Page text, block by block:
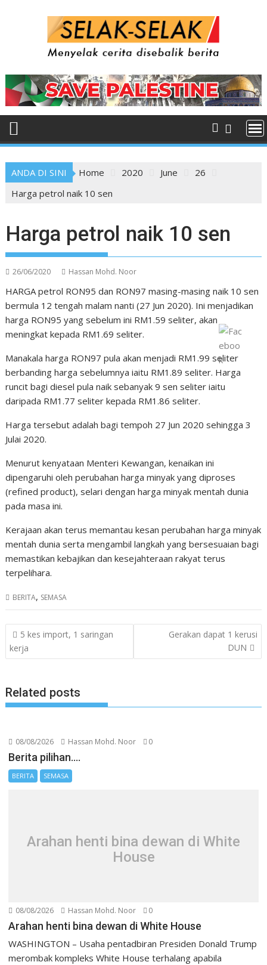
ANDA DI SINI Home 2020 June
26
Harga petrol naik 10 sen
Harga petrol naik 10 sen
26/06/2020 Hassan Mohd. Noor
HARGA petrol RON95 dan RON97 masing-masing naik 10 sen
bermula 12 tengah malam nanti (27 Jun 2020). Ini menjadikan
harga RON95 yang sebelum ini RM1.59 seliter, akan
meningkat kepada RM1.69 seliter.
Manakala harga RON97 pula akan menjadi RM1.99 seliter
berbanding harga sebelumnya iaitu RM1.89 seliter. Harga
runcit bagi diesel pula naik sebanyak 9 sen seliter iaitu
daripada RM1.77 seliter kepada RM1.86 seliter.
Harga tersebut adalah bagi tempoh 27 Jun 2020 sehingga 3
Julai 2020.
Menurut kenyataan Menteri Kewangan, kenaikan ini
dipengaruhi oleh perubahan harga minyak yang diproses
(refined product), selari dengan harga minyak mentah dunia
pada masa ini.
Kerajaan akan terus memantau kesan perubahan harga minyak
mentah dunia serta mengambil langkah yang bersesuaian bagi
memastikan kebajikan dan kesejahteraan rakyat terus
terpelihara.
BERITA, SEMASA
Post
navigation
5 kes import, 1 saringan
kerja
Gerakan dapat 1 kerusi
DUN
Related posts
08/08/2026 Hassan Mohd. Noor 0
Berita pilihan….
BERITA SEMASA
Arahan henti bina dewan di White
House
08/08/2026 Hassan Mohd. Noor 0
Arahan henti bina dewan di White House
WASHINGTON – Usaha pentadbiran Presiden Donald Trump
merombak kompleks White House terhalang apabila